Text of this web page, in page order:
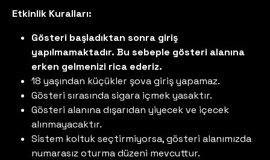
Etkinlik Kuralları:
Gösteri başladıktan sonra giriş
yapılmamaktadır. Bu sebeple gösteri alanına
erken gelmenizi rica ederiz.
18 yaşından küçükler şova giriş yapamaz.
Gösteri sırasında sigara içmek yasaktır.
Gösteri alanına dışarıdan yiyecek ve içecek
alınmayacaktır.
Sistem koltuk seçtirmiyorsa, gösteri alanımızda
numarasız oturma düzeni mevcuttur.